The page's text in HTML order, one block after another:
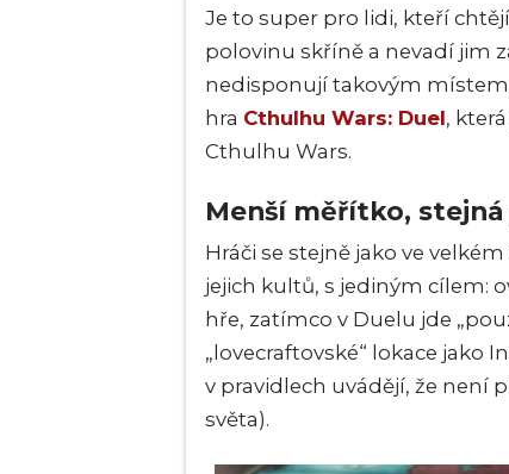
Je to super pro lidi, kteří
polovinu skříně a nevadí jim
nedisponují takovým
hra Cthulhu Wars: Duel,
Cthulhu Wars.
Menší měřítko,
Hráči se stejně jako ve
jejich kultů, s jediným cílem:
hře, zatímco v Duelu jde
„lovecraftovské“ lokace jako
v pravidlech uvádějí, že není
světa).